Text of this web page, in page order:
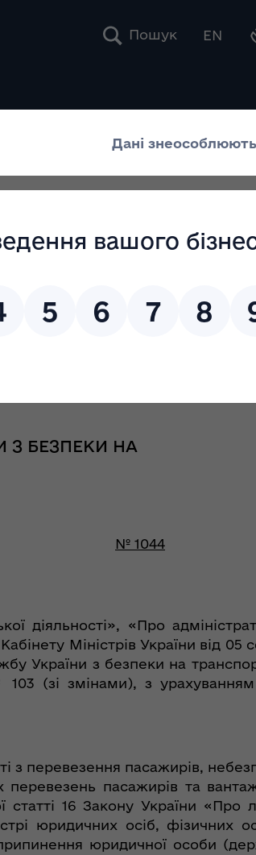
Пошук EN
№ 1044 від
З БЕЗПЕКИ НА
№ 1044
діяльності», «Про
Міністрів України від
України з безпеки на
103 (зі змінами), з
з перевезення пасажирів,
пасажирів та
16 Закону України «Про
юридичних осіб, фізичних
юридичної особи